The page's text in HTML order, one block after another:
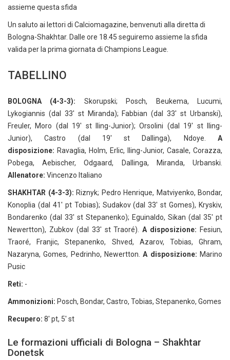
assieme questa sfida
Un saluto ai lettori di Calciomagazine, benvenuti alla diretta di
Bologna-Shakhtar. Dalle ore 18.45 seguiremo assieme la sfida
valida per la prima giornata di Champions League.
TABELLINO
BOLOGNA (4-3-3): Skorupski; Posch, Beukema, Lucumi,
Lykogiannis (dal 33' st Miranda); Fabbian (dal 33' st Urbanski),
Freuler, Moro (dal 19' st Iling-Junior); Orsolini (dal 19' st Iling-
Junior), Castro (dal 19' st Dallinga), Ndoye. A
disposizione: Ravaglia, Holm, Erlic, Iling-Junior, Casale, Corazza,
Pobega, Aebischer, Odgaard, Dallinga, Miranda, Urbanski.
Allenatore: Vincenzo Italiano
SHAKHTAR (4-3-3): Riznyk; Pedro Henrique, Matviyenko, Bondar,
Konoplia (dal 41' pt Tobias); Sudakov (dal 33' st Gomes), Kryskiv,
Bondarenko (dal 33' st Stepanenko); Eguinaldo, Sikan (dal 35' pt
Newertton), Zubkov (dal 33' st Traoré).A disposizione: Fesiun,
Traoré, Franjic, Stepanenko, Shved, Azarov, Tobias, Ghram,
Nazaryna, Gomes, Pedrinho, Newertton.A disposizione: Marino
Pusic
Reti: -
Ammonizioni: Posch, Bondar, Castro, Tobias, Stepanenko, Gomes
Recupero: 8' pt, 5' st
Le formazioni ufficiali di Bologna – Shakhtar
Donetsk